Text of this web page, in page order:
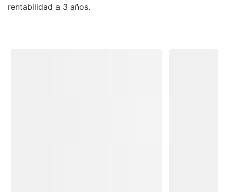
rentabilidad a 3 años.